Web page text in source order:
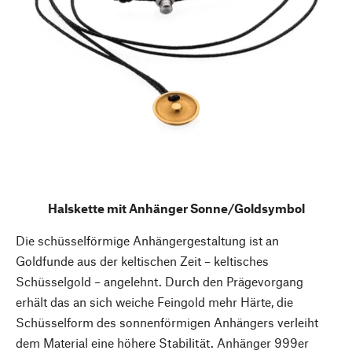
Halskette mit Anhänger Sonne/Goldsymbol
Die schüsselförmige Anhängergestaltung ist an
Goldfunde aus der keltischen Zeit – keltisches
Schüsselgold – angelehnt. Durch den Prägevorgang
erhält das an sich weiche Feingold mehr Härte, die
Schüsselform des sonnenförmigen Anhängers verleiht
dem Material eine höhere Stabilität. Anhänger 999er